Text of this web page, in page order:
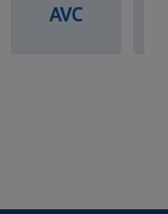
AVC